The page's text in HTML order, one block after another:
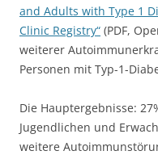
and Adults with Type 1
Clinic Registry“ (PDF,
weiterer
Personen mit Typ-1-
Die Hauptergebnisse:
Jugendlichen und
weitere